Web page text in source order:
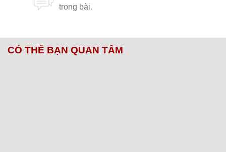
CÓ THỂ BẠN QUAN TÂM